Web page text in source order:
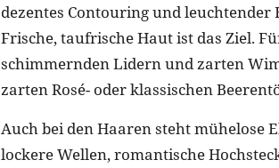
dezentes Contouring und
Frische, taufrische Haut ist das Ziel.
schimmernden Lidern und zarten
zarten Rosé- oder klassischen
Auch bei den Haaren steht mühelose
lockere Wellen, romantische